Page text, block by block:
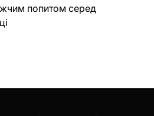
попитом серед